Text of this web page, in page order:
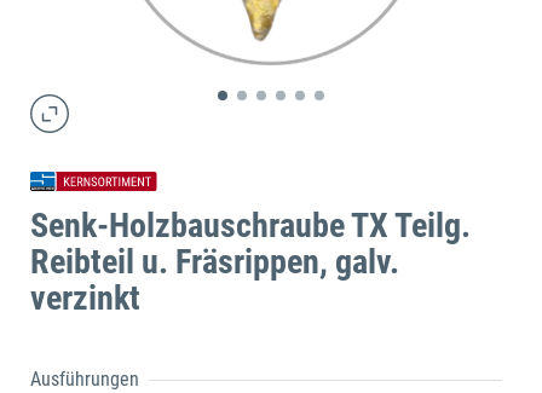
Senk-Holzbauschraube TX Teilg.
Reibteil u. Fräsrippen, galv.
verzinkt
Ausführungen